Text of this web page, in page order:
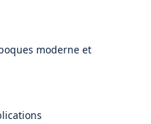
moderne et